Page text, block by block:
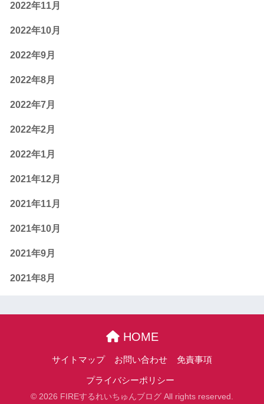
2022年11月
2022年10月
2022年9月
2022年8月
2022年7月
2022年2月
2022年1月
2021年12月
2021年11月
2021年10月
2021年9月
2021年8月
HOME
サイトマップ お問い合わせ 免責事項
プライバシーポリシー
© 2026 FIREするれいちゅんブログ All rights reserved.